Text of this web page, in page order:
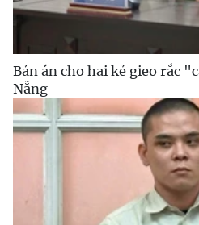
Bản án cho hai kẻ gieo rắc
Nẵng